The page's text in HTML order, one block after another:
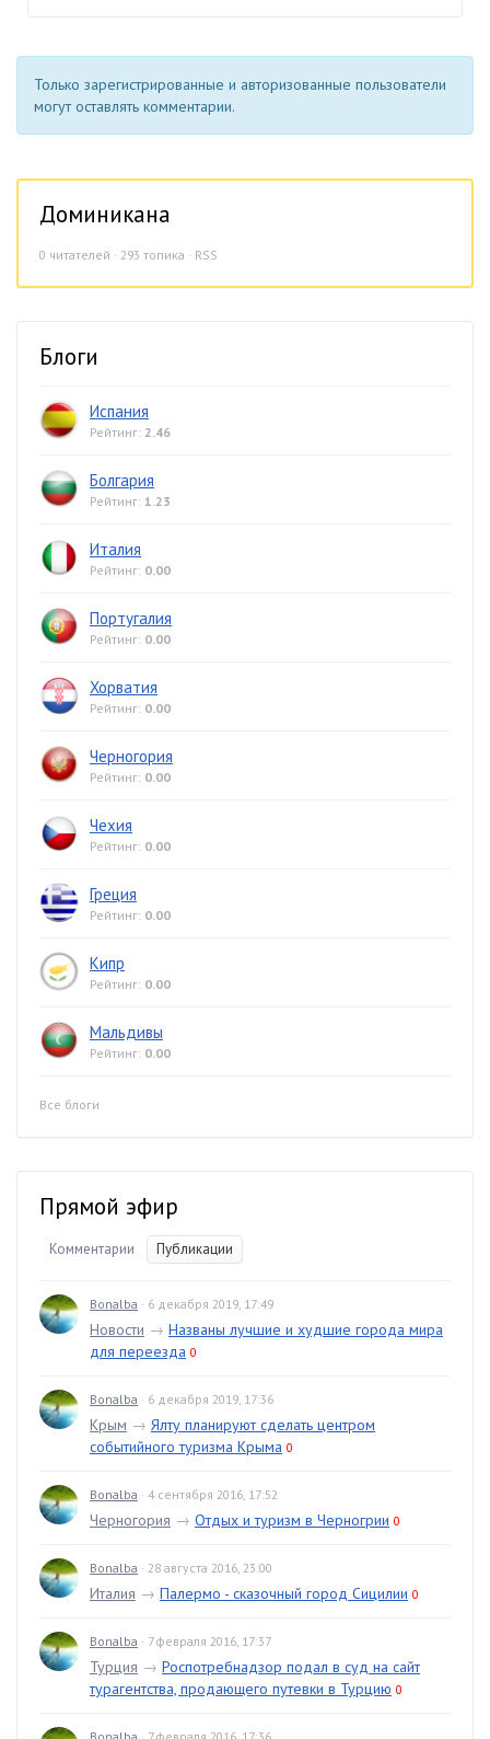
Только зарегистрированные и авторизованные пользователи
могут оставлять комментарии.
Доминикана
0 читателей · 293 топика · RSS
Блоги
Испания
Рейтинг: 2.46
Болгария
Рейтинг: 1.23
Италия
Рейтинг: 0.00
Португалия
Рейтинг: 0.00
Хорватия
Рейтинг: 0.00
Черногория
Рейтинг: 0.00
Чехия
Рейтинг: 0.00
Греция
Рейтинг: 0.00
Кипр
Рейтинг: 0.00
Мальдивы
Рейтинг: 0.00
Все блоги
Прямой эфир
Комментарии Публикации
Bonalba · 6 декабря 2019, 17:49
Новости → Названы лучшие и худшие города мира
для переезда 0
Bonalba · 6 декабря 2019, 17:36
Крым → Ялту планируют сделать центром
событийного туризма Крыма 0
Bonalba · 4 сентября 2016, 17:52
Черногория → Отдых и туризм в Черногрии 0
Bonalba · 28 августа 2016, 23:00
Италия → Палермо - сказочный город Сицилии 0
Bonalba · 7 февраля 2016, 17:37
Турция → Роспотребнадзор подал в суд на сайт
турагентства, продающего путевки в Турцию 0